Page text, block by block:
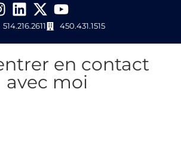
514.216.2611 450.431.1515
en contact
avec moi